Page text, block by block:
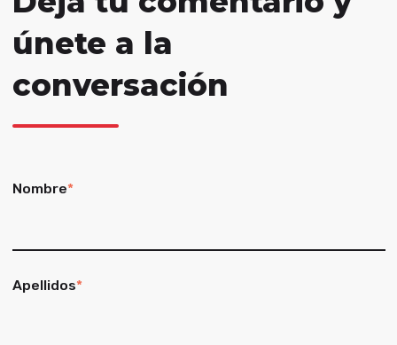
únete a la
conversación
Nombre*
Apellidos*